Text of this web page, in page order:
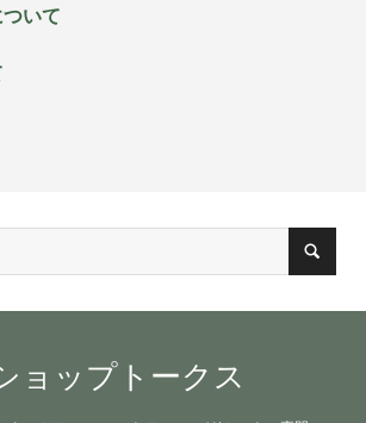
いて
ョップトークス